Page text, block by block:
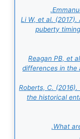
Li W, et al.
puberty
Reagan PB, et
differences in the
Roberts, C. (2016).
the historical
What